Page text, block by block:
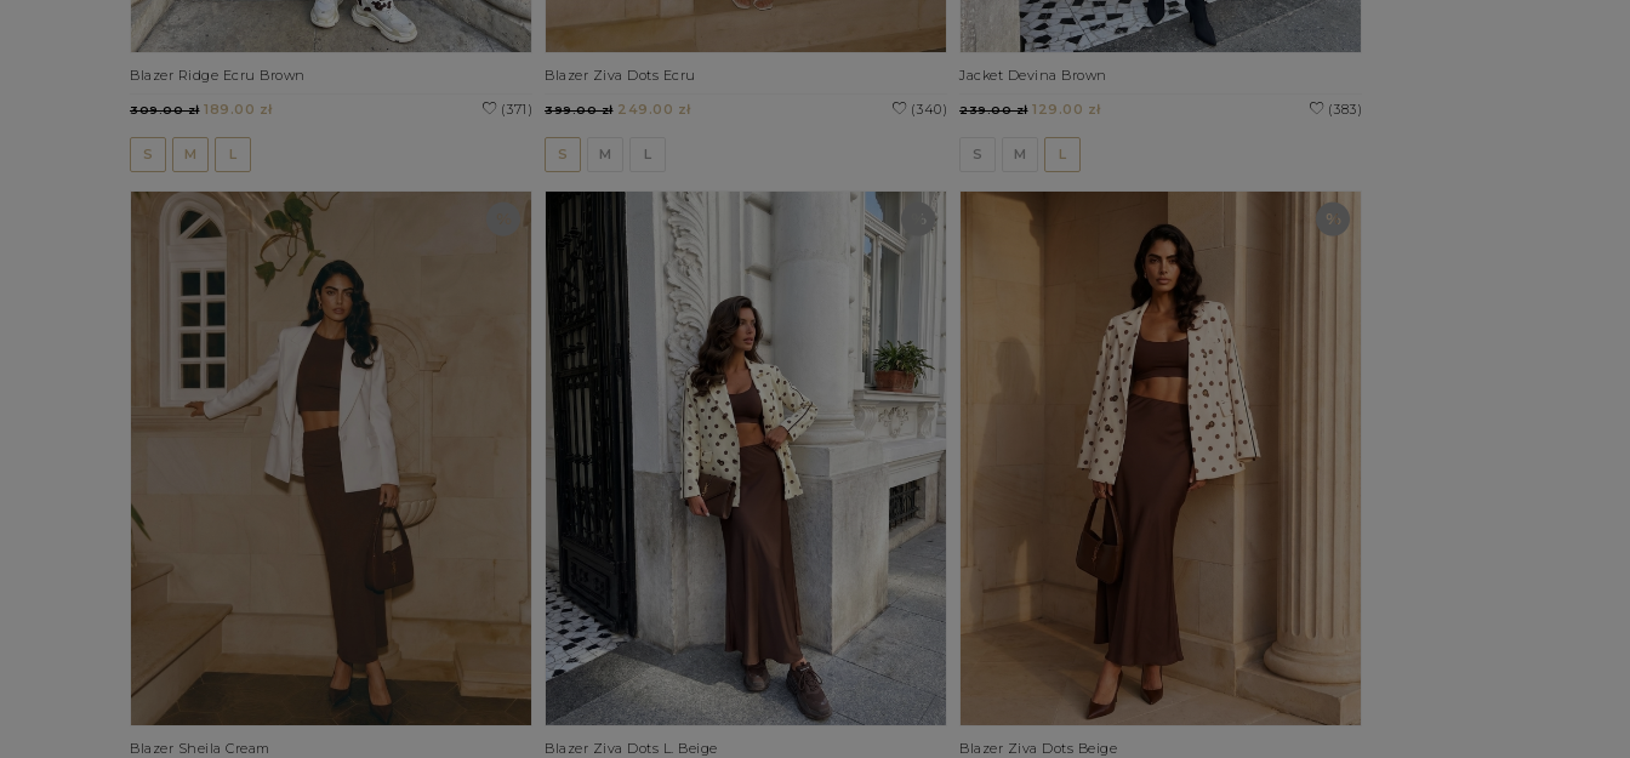
Blazer Ridge Ecru Brown
(371)
309.00 zł189.00 zł
S M L
Blazer Ziva Dots Ecru
(340)
399.00 zł249.00 zł
S M L
Jacket Devina Brown
(383)
239.00 zł129.00 zł
S M L
Blazer Sheila Cream
Blazer Ziva Dots L. Beige
Blazer Ziva Dots Beige